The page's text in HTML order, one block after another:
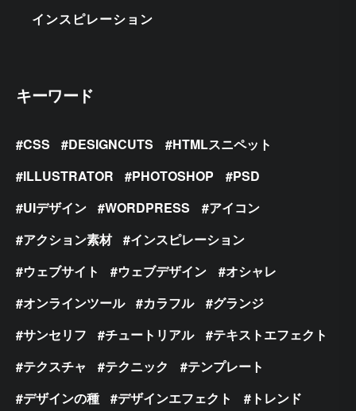
インスピレーション
キーワード
CSS DESIGNCUTS
HTMLスニペット
ILLUSTRATOR
PHOTOSHOP
PSD
UIデザイン
WORDPRESS
アイコン
アクション素材
インスピレーション
ウェブサイト
ウェブデザイン
オシャレ
オンラインツール
カラフル
グランジ
サンセリフ
チュートリアル
テキストエフェクト
テクスチャ
テクニック
テンプレート
デザインの種
デザインエフェクト
トレンド